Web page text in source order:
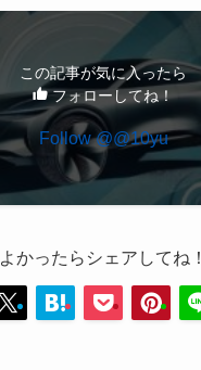
この記事が気に入ったら
フォローしてね！
Follow @@10yu
よかったらシェアしてね！